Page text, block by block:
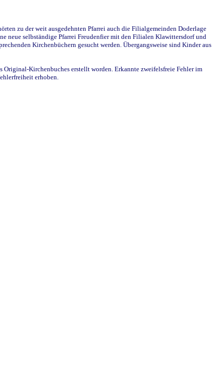
zu der weit ausgedehnten Pfarrei auch die Filialgemeinden Doderlage
neue selbständige Pfarrei Freudenfier mit den Filialen Klawittersdorf und
Kirchenbüchern gesucht werden. Übergangsweise sind Kinder aus
Kirchenbuches erstellt worden. Erkannte zweifelsfreie Fehler im
erhoben.